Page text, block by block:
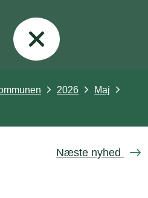
2026
Maj
Næste nyhed